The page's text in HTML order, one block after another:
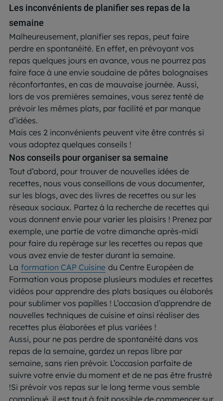
Les inconvénients de planifier ses repas de la
semaine
Malheureusement, planifier ses repas, peut faire
perdre en spontanéité. En effet, en prévoyant vos
repas quelques jours en avance, vous ne pourrez pas
faire face à une envie soudaine de pâtes bolognaises
réconfortantes, en cas de mauvaise journée. Aussi,
lors de vos premières semaines, vous serez tenté de
prévoir les mêmes plats, par facilité et par manque
d’idées.
Mais ces 2 inconvénients peuvent vite être contrés si
vous adoptez quelques conseils !
Nos conseils pour organiser sa semaine
Tout d’abord, pour trouver de nouvelles idées de
recettes, nous vous conseillons de vous documenter,
sur les blogs, avec des livres de recettes ou sur les
réseaux sociaux. Partez à la recherche de recettes qui
vous donnent envie pour varier les plaisirs ! Prenez par
exemple, une partie de votre dimanche après-midi
pour faire du repérage sur les recettes ou repas que
vous avez envie de tester durant la semaine.
La formation CAP Cuisine du Centre Européen de
Formation vous propose plusieurs modules et recettes
vidéos pour apprendre des plats basiques ou élaborés
pour sublimer vos papilles ! L’occasion d’apprendre de
nouvelles techniques de cuisine et ainsi réaliser des
recettes plus élaborées et plus variées !
Aussi, pour ne pas perdre de spontanéité dans vos
repas de la semaine, gardez un repas libre par
semaine, sans rien prévoir. L’occasion parfaite de
suivre votre envie du moment et de ne pas être frustré
!Si prévoir vos repas sur le long terme vous semble
compliqué, il est tout à fait possible de commencer sur